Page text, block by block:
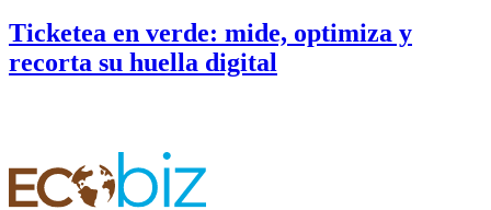
Ticketea en verde: mide, optimiza y
recorta su huella digital